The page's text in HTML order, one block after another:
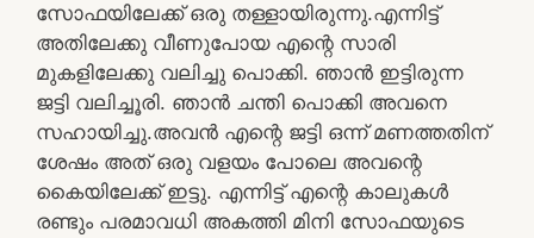
സോഫയിലേക്ക് ഒരു തള്ളായിരുന്നു.എന്നിട്ട്
അതിലേക്കു വീണുപോയ എന്റെ സാരി
മുകളിലേക്കു വലിച്ചു പൊക്കി. ഞാൻ ഇട്ടിരുന്ന
ജട്ടി വലിച്ചൂരി. ഞാൻ ചന്തി പൊക്കി അവനെ
സഹായിച്ചു.അവൻ എന്റെ ജട്ടി ഒന്ന് മണത്തതിന്
ശേഷം അത് ഒരു വളയം പോലെ അവന്റെ
കൈയിലേക്ക് ഇട്ടു. എന്നിട്ട് എന്റെ കാലുകൾ
രണ്ടും പരമാവധി അകത്തി മിനി സോഫയുടെ